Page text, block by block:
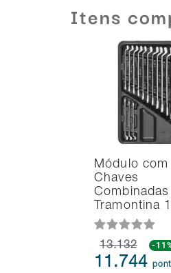
Itens
Módulo com
Chaves
Combinadas
Tramontina
13.132 -
11.744